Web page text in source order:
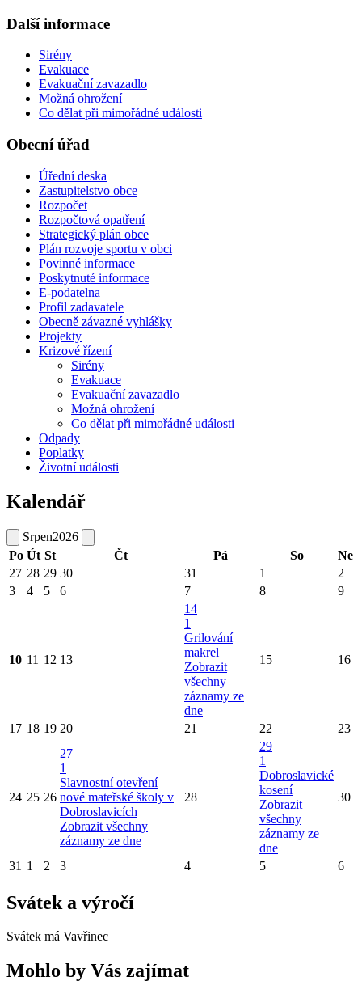
Další informace
Sirény
Evakuace
Evakuační zavazadlo
Možná ohrožení
Co dělat při mimořádné události
Obecní úřad
Úřední deska
Zastupitelstvo obce
Rozpočet
Rozpočtová opatření
Strategický plán obce
Plán rozvoje sportu v obci
Povinné informace
Poskytnuté informace
E-podatelna
Profil zadavatele
Obecně závazné vyhlášky
Projekty
Krizové řízení
Sirény
Evakuace
Evakuační zavazadlo
Možná ohrožení
Co dělat při mimořádné události
Odpady
Poplatky
Životní události
Kalendář
Srpen2026
Po Út St Čt Pá So
Ne
27 28 29 30 31 1
2
3
4 5 6 7 8 9
10 11 12 13
14
1
Grilování
makrel
Zobrazit
všechny
záznamy ze
dne
15 16
17 18 19 20 21 22 23
24 25 26
27
1
Slavnostní otevření
nové mateřské školy v
Dobroslavicích
Zobrazit všechny
záznamy ze dne
28
29
1
Dobroslavické
kosení
Zobrazit
všechny
záznamy ze
dne
30
31 1 2 3 4 5 6
Svátek a výročí
Svátek má Vavřinec
Mohlo by Vás zajímat